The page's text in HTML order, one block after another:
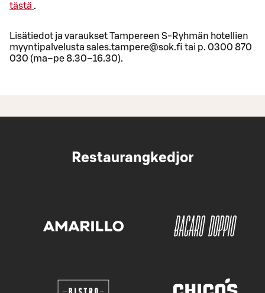
tästä .
Lisätiedot ja varaukset Tampereen S-Ryhmän hotellien
myyntipalvelusta sales.tampere@sok.fi tai p. 0300 870
030 (ma–pe 8.30–16.30).
Restaurangkedjor